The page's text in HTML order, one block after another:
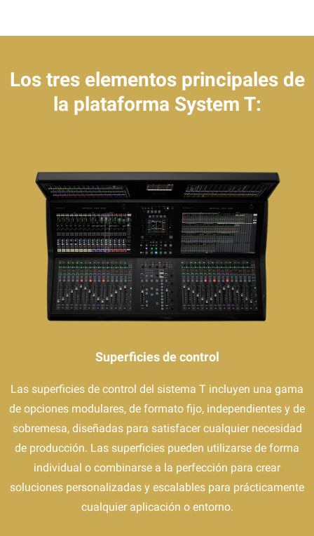
Los tres elementos principales de
la plataforma System T:
Superficies de control
Las superficies de control del sistema T incluyen una gama
de opciones modulares, de formato fijo, independientes y de
sobremesa, diseñadas para satisfacer cualquier necesidad
de producción. Las superficies pueden utilizarse de forma
individual o combinarse a la perfección para crear
soluciones personalizadas y escalables para prácticamente
cualquier aplicación o entorno.